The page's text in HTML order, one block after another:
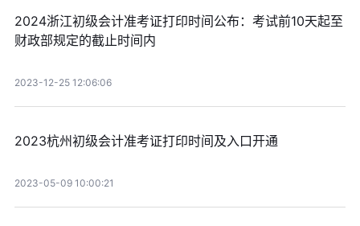
2024浙江初级会计准考证打印时间公布：考试前10天起至
财政部规定的截止时间内
2023-12-25 12:06:06
2023杭州初级会计准考证打印时间及入口开通
2023-05-09 10:00:21